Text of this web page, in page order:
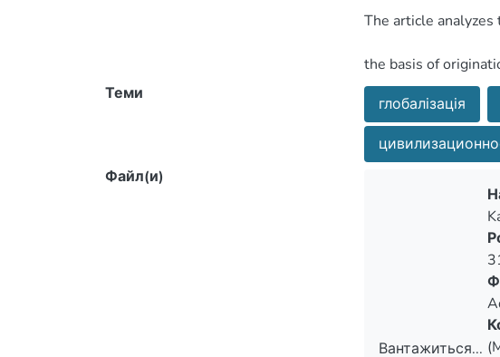
сформульовано
further global
Теми
глобалізація
Файл(и)
Вантажиться...